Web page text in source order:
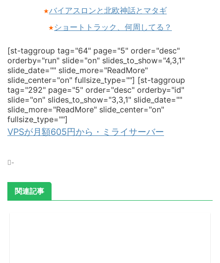
★バイアスロンと北欧神話とマタギ
★ ショートトラック、何周してる？
[st-taggroup tag="64" page="5" order="desc"
orderby="run" slide="on" slides_to_show="4,3,1"
slide_date="" slide_more="ReadMore"
slide_center="on" fullsize_type=""] [st-taggroup
tag="292" page="5" order="desc" orderby="id"
slide="on" slides_to_show="3,3,1" slide_date=""
slide_more="ReadMore" slide_center="on"
fullsize_type=""]
VPSが月額605円から・ミライサーバー
-
関連記事